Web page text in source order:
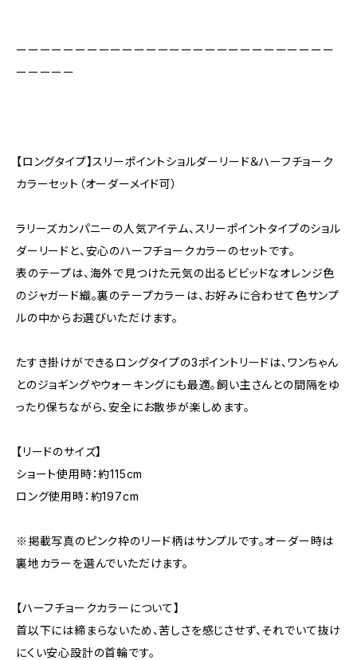
ーーーーーーーーーーーーーーーーーーーーーーーーーーー
ーーーーー
【ロングタイプ】スリーポイントショルダーリード＆ハーフチョーク
カラーセット（オーダーメイド可）
ラリーズカンパニーの人気アイテム、スリーポイントタイプのショル
ダーリードと、安心のハーフチョークカラーのセットです。
表のテープは、海外で見つけた元気の出るビビッドなオレンジ色
のジャガード織。裏のテープカラーは、お好みに合わせて色サンプ
ルの中からお選びいただけます。
たすき掛けができるロングタイプの3ポイントリードは、ワンちゃん
とのジョギングやウォーキングにも最適。飼い主さんとの間隔をゆ
ったり保ちながら、安全にお散歩が楽しめます。
【リードのサイズ】
ショート使用時：約115cm
ロング使用時：約197cm
※掲載写真のピンク枠のリード柄はサンプルです。オーダー時は
裏地カラーを選んでいただけます。
【ハーフチョークカラーについて】
首以下には締まらないため、苦しさを感じさせず、それでいて抜け
にくい安心設計の首輪です。